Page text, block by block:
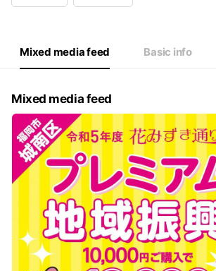
Mixed media feed Basic info
Mixed media feed